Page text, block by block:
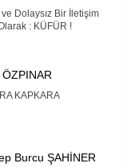
ve Dolaysız Bir İletişim
: KÜFÜR !
ÖZPINAR
KAPKARA
Burcu ŞAHİNER